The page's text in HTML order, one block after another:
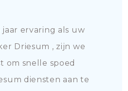
jaar ervaring als uw
Driesum , zijn we
snelle spoed
diensten aan te